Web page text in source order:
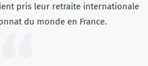
pris leur retraite internationale
du monde en France.